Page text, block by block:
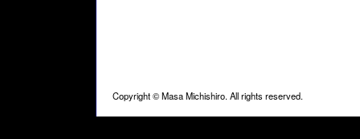
Copyright ©Masa Michishiro. All rights reserved.